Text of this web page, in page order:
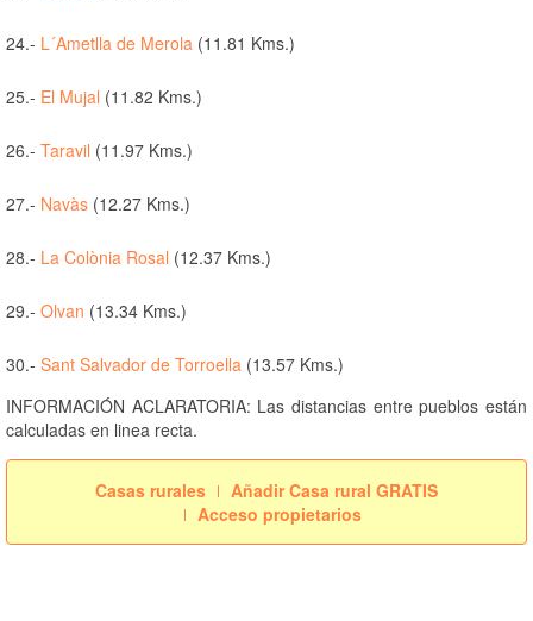
24.- L´Ametlla de Merola (11.81 Kms.)
25.- El Mujal (11.82 Kms.)
26.- Taravil (11.97 Kms.)
27.- Navàs (12.27 Kms.)
28.- La Colònia Rosal (12.37 Kms.)
29.- Olvan (13.34 Kms.)
30.- Sant Salvador de Torroella (13.57 Kms.)
INFORMACIÓN ACLARATORIA: Las distancias entre pueblos están
calculadas en linea recta.
Casas rurales
Añadir Casa rural GRATIS
Acceso propietarios